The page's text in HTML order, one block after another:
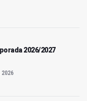
2026/2027
2026